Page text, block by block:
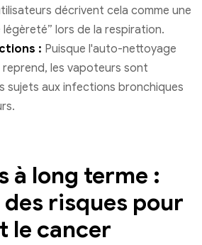
décrivent cela comme une
légèreté” lors de la respiration.
: Puisque l'auto-nettoyage
les vapoteurs sont
sujets aux infections bronchiques
à long terme :
risques pour
le cancer